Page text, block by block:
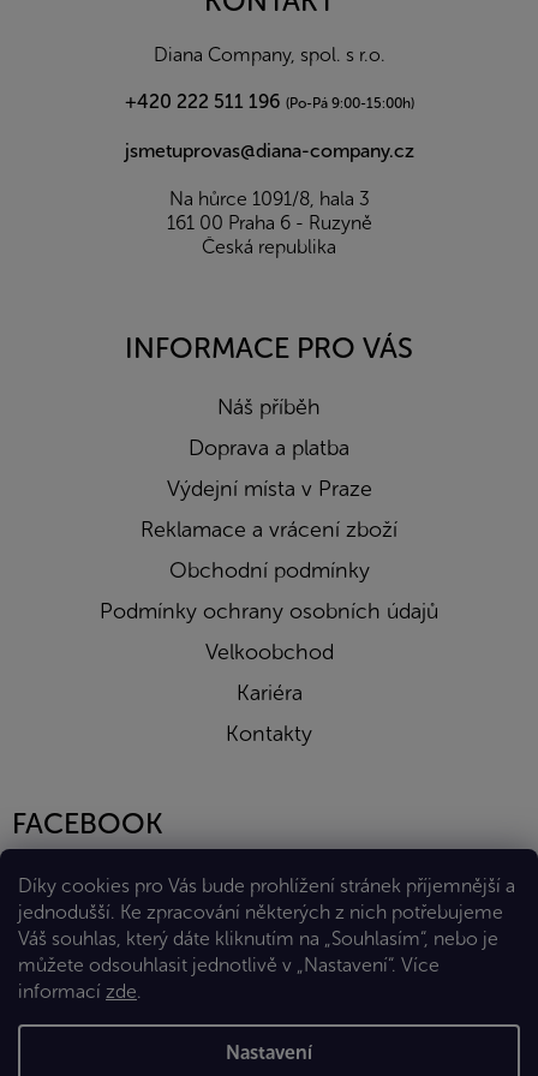
Díky cookies pro Vás bude prohlížení stránek příjemnější a
jednodušší. Ke zpracování některých z nich potřebujeme
Váš souhlas, který dáte kliknutím na „Souhlasím“, nebo je
můžete odsouhlasit jednotlivě v „Nastavení“. Více
informací zde.
Nastavení
Diana Company, spol. s r.o.
+420 222 511 196 (Po-Pá 9:00-15:00h)
jsmetuprovas@diana-company.cz
Na hůrce 1091/8, hala 3
161 00 Praha 6 - Ruzyně
Česká republika
INFORMACE PRO VÁS
Náš příběh
Doprava a platba
Výdejní místa v Praze
Reklamace a vrácení zboží
Obchodní podmínky
Podmínky ochrany osobních údajů
Velkoobchod
Kariéra
Kontakty
FACEBOOK
Vytvořil Shoptet Premium